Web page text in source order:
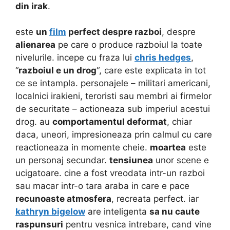
din irak.
este un film perfect despre razboi, despre
alienarea pe care o produce razboiul la toate
nivelurile. incepe cu fraza lui chris hedges,
“razboiul e un drog“, care este explicata in tot
ce se intampla. personajele – militari americani,
localnici irakieni, teroristi sau membri ai firmelor
de securitate – actioneaza sub imperiul acestui
drog. au comportamentul deformat, chiar
daca, uneori, impresioneaza prin calmul cu care
reactioneaza in momente cheie. moartea este
un personaj secundar. tensiunea unor scene e
ucigatoare. cine a fost vreodata intr-un razboi
sau macar intr-o tara araba in care e pace
recunoaste atmosfera, recreata perfect. iar
kathryn bigelow are inteligenta sa nu caute
raspunsuri pentru vesnica intrebare, cand vine